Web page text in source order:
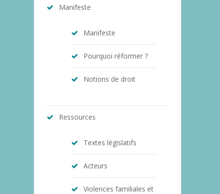
Manifeste
Manifeste
Pourquoi réformer ?
Notions de droit
Ressources
Textes législatifs
Acteurs
Violences familiales et